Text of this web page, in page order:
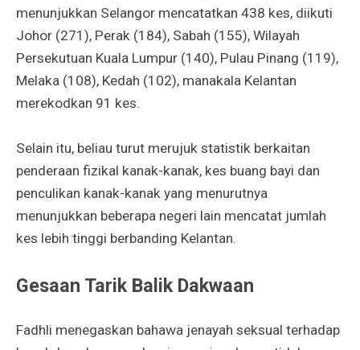
menunjukkan Selangor mencatatkan 438 kes, diikuti
Johor (271), Perak (184), Sabah (155), Wilayah
Persekutuan Kuala Lumpur (140), Pulau Pinang (119),
Melaka (108), Kedah (102), manakala Kelantan
merekodkan 91 kes.
Selain itu, beliau turut merujuk statistik berkaitan
penderaan fizikal kanak-kanak, kes buang bayi dan
penculikan kanak-kanak yang menurutnya
menunjukkan beberapa negeri lain mencatat jumlah
kes lebih tinggi berbanding Kelantan.
Gesaan Tarik Balik Dakwaan
Fadhli menegaskan bahawa jenayah seksual terhadap